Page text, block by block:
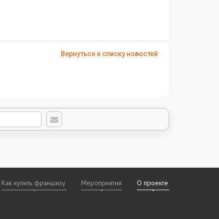
Вернуться к списку новостей
Как купить франшизу Мероприятия О проекте